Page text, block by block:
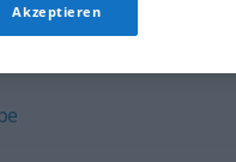
Akzeptieren